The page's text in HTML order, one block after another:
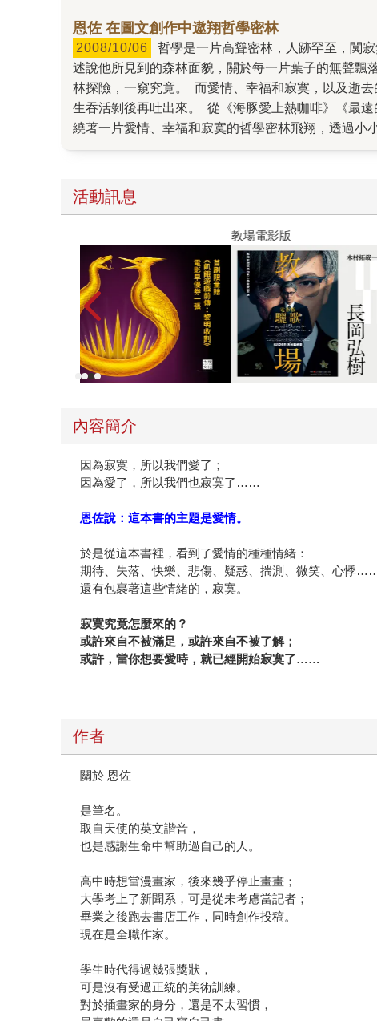
恩佐 在圖文創作中遨翔哲學密林
2008/10/06
哲學是一片高聳密林，人跡罕至，闃寂無聲，而恩佐，他攜帶想像繞著密林飛了一圈又一圈，心裡想著，如何用簡單的文字，美麗溫暖的圖畫，淺淺
述說他所見到的森林面貌，關於每一片葉子的無聲
林探險，一窺究竟。 而愛情、幸福和寂寞，以及逝
生吞活剝後再吐出來。 從《海豚愛上熱咖啡》《最
繞著一片愛情、幸福和寂寞的哲學密林飛翔，透過小
「感覺身邊有一個人」，這是愛情在生命某個階段中
文，奮力想進入叔本華的思想脈絡，幾種力量相互拉
有想過要成為插畫家或圖文作家」恩佐說。 但繪畫
烈，編輯還希望他繼續創作。恩佐把這一切歸諸於
持續的畫，不停的練功，接下來找上他畫插畫的出
葉美瑤希望恩佐為《牧羊少年奇幻之旅》畫插畫時
處的奇異效果。」 第一次恩佐感覺到擺脫幾米的陰
得太好」。但只要是圖文作家，不免會被拿來與幾
到幾米才找我？」之類的OS。但《一年甲班34號》
個無法長大的困境。《一年甲班34號》2006年得了
是他能不能把複雜的課題如愛情、失戀、寂寞等等，
鍵，戔戔之數的文字和沒有填滿的圖畫不代表養分
華」也包括不斷的技巧磨練、觀察與思考，人文素
矯情披上的炫幻外衣，而是真切渴望得到某種「靈
作，另一個恩佐則在思考「六十歲的我要做什麼？
這樣的宗教文學作品。 不知道那時候的寂寞會不會
活動訊息
內容簡介
因為寂寞，所以我們愛了；
因為愛了，所以我們也寂寞了……
恩佐說：這本書的主題是愛情。
於是從這本書裡，看到了愛情的種種情緒：
期待、失落、快樂、悲傷、疑惑、揣測、微笑、心悸
還有包裹著這些情緒的，寂寞。
寂寞究竟怎麼來的？
或許來自不被滿足，或許來自不被了解；
或許，當你想要愛時，就已經開始寂寞了……
作者
關於 恩佐
是筆名。
取自天使的英文諧音，
也是感謝生命中幫助過自己的人。
高中時想當漫畫家，後來幾乎停止畫畫；
大學考上了新聞系，可是從未考慮當記者；
畢業之後跑去書店工作，同時創作投稿。
現在是全職作家。
學生時代得過幾張獎狀，
可是沒有受過正統的美術訓練。
對於插畫家的身分，還是不太習慣，